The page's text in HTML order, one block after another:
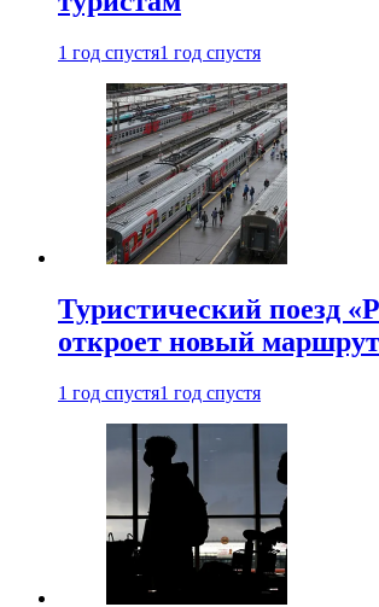
1 год спустя1 год спустя
Туристический поезд
откроет новый
1 год спустя1 год спустя